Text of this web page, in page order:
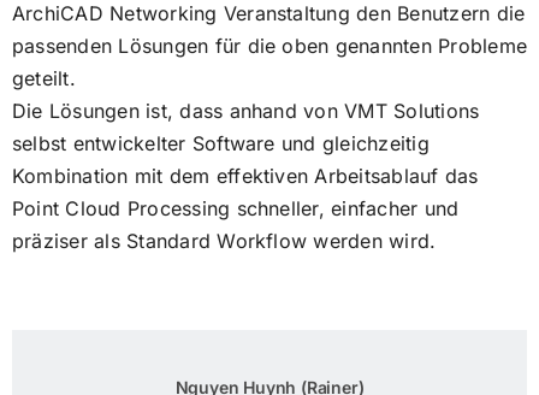
ArchiCAD Networking Veranstaltung den Benutzern die
passenden Lösungen für die oben genannten Probleme
geteilt.
Die Lösungen ist, dass anhand von VMT Solutions
selbst entwickelter Software und gleichzeitig
Kombination mit dem effektiven Arbeitsablauf das
Point Cloud Processing schneller, einfacher und
präziser als Standard Workflow werden wird.
Nguyen Huynh (Rainer)